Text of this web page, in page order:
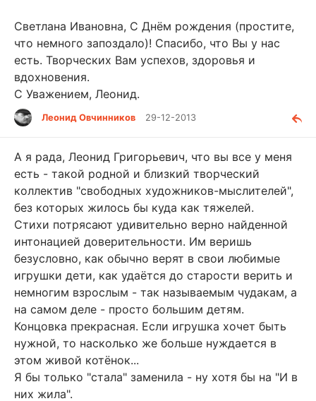
Светлана Ивановна, С Днём рождения (простите,
что немного запоздало)! Спасибо, что Вы у нас
есть. Творческих Вам успехов, здоровья и
вдохновения.
С Уважением, Леонид.
Леонид Овчинников 29-12-2013
А я рада, Леонид Григорьевич, что вы все у меня
есть - такой родной и близкий творческий
коллектив "свободных художников-мыслителей",
без которых жилось бы куда как тяжелей.
Стихи потрясают удивительно верно найденной
интонацией доверительности. Им веришь
безусловно, как обычно верят в свои любимые
игрушки дети, как удаётся до старости верить и
немногим взрослым - так называемым чудакам, а
на самом деле - просто большим детям.
Концовка прекрасная. Если игрушка хочет быть
нужной, то насколько же больше нуждается в
этом живой котёнок...
Я бы только "стала" заменила - ну хотя бы на "И в
них жила".